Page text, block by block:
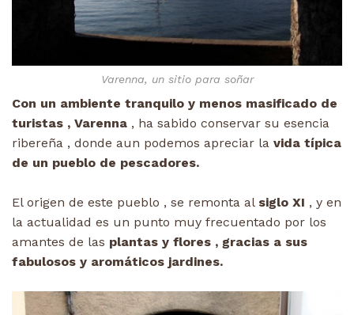
Varenna, un sitio para soñar
Con un ambiente tranquilo y menos masificado de
turistas , Varenna , ha sabido conservar su esencia
ribereña , donde aun podemos apreciar la vida típica
de un pueblo de pescadores.
El origen de este pueblo , se remonta al siglo XI , y en
la actualidad es un punto muy frecuentado por los
amantes de las plantas y flores , gracias a sus
fabulosos y aromáticos jardines.